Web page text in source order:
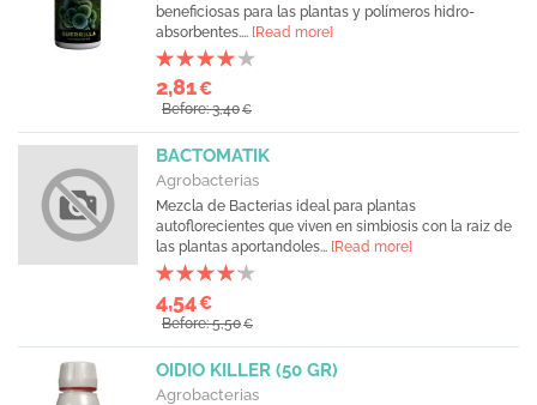
beneficiosas para las plantas y polímeros hidro-
absorbentes.... [Read more]
2,81€
Before: 3,40€
BACTOMATIK
Agrobacterias
Mezcla de Bacterias ideal para plantas
autoflorecientes que viven en simbiosis con la raiz de
las plantas aportandoles... [Read more]
4,54€
Before: 5,50€
OIDIO KILLER (50 GR)
Agrobacterias